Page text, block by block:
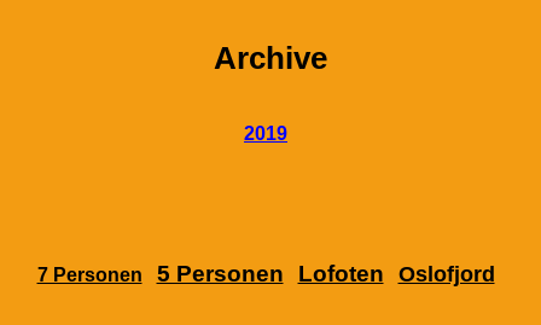
Archive
2019
7 Personen 5 Personen Lofoten Oslofjord